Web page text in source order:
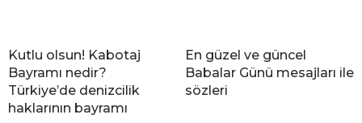
Kutlu olsun! Kabotaj
Bayramı nedir?
Türkiye’de denizcilik
haklarının bayramı
En güzel ve güncel
Babalar Günü mesajları ile
sözleri